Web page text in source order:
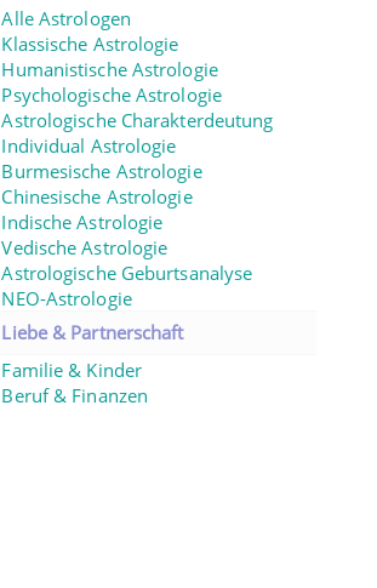
Alle Astrologen
Klassische Astrologie
Humanistische Astrologie
Psychologische Astrologie
Astrologische Charakterdeutung
Individual Astrologie
Burmesische Astrologie
Chinesische Astrologie
Indische Astrologie
Vedische Astrologie
Astrologische Geburtsanalyse
NEO-Astrologie
Liebe & Partnerschaft
Familie & Kinder
Beruf & Finanzen